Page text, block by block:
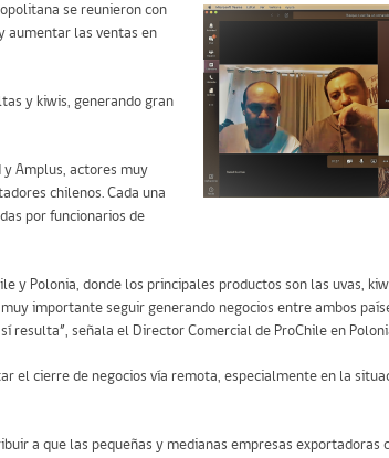
se reunieron con
aumentar las ventas en
y kiwis, generando gran
y Amplus, actores muy
chilenos. Cada una
por funcionarios de
Polonia, donde los principales productos son las uvas,
importante seguir generando negocios entre ambos
señala el Director Comercial de ProChile en
el cierre de negocios vía remota, especialmente en la
a que las pequeñas y medianas empresas exportadoras